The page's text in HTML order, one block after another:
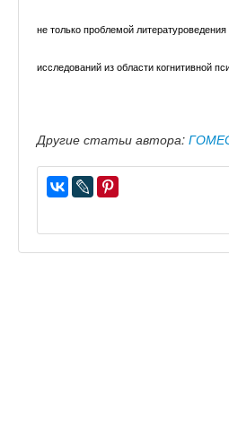
не только проблемой
исследований из области когнитивной
Другие статьи автора: